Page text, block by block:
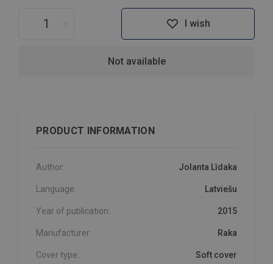
I wish
Not available
PRODUCT INFORMATION
Author: Jolanta Līdaka
Language: Latviešu
Year of publication: 2015
Manufacturer: Raka
Cover type: Soft cover